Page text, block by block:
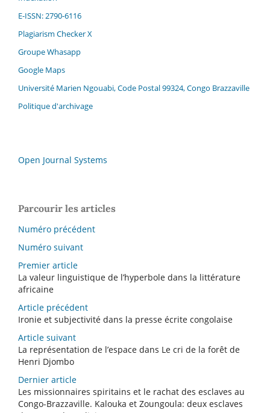
E-ISSN: 2790-6116
Plagiarism Checker X
Groupe Whasapp
Google Maps
Université Marien Ngouabi, Code Postal 99324, Congo Brazzaville
Politique d'archivage
Open Journal Systems
Parcourir les articles
Numéro précédent
Numéro suivant
Premier article
La valeur linguistique de l’hyperbole dans la littérature
africaine
Article précédent
Ironie et subjectivité dans la presse écrite congolaise
Article suivant
La représentation de l’espace dans Le cri de la forêt de
Henri Djombo
Dernier article
Les missionnaires spiritains et le rachat des esclaves au
Congo-Brazzaville. Kalouka et Zoungoula: deux esclaves